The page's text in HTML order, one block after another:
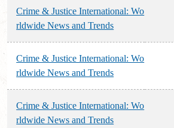
Crime & Justice International: Wo
rldwide News and Trends
Crime & Justice International: Wo
rldwide News and Trends
Crime & Justice International: Wo
rldwide News and Trends